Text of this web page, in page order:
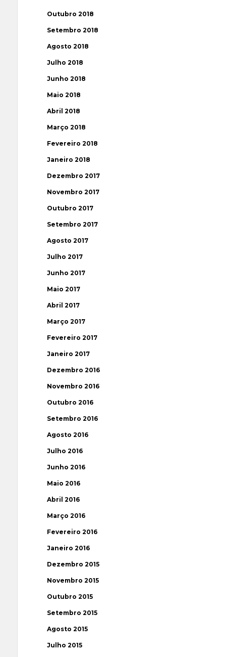
Outubro 2018
Setembro 2018
Agosto 2018
Julho 2018
Junho 2018
Maio 2018
Abril 2018
Março 2018
Fevereiro 2018
Janeiro 2018
Dezembro 2017
Novembro 2017
Outubro 2017
Setembro 2017
Agosto 2017
Julho 2017
Junho 2017
Maio 2017
Abril 2017
Março 2017
Fevereiro 2017
Janeiro 2017
Dezembro 2016
Novembro 2016
Outubro 2016
Setembro 2016
Agosto 2016
Julho 2016
Junho 2016
Maio 2016
Abril 2016
Março 2016
Fevereiro 2016
Janeiro 2016
Dezembro 2015
Novembro 2015
Outubro 2015
Setembro 2015
Agosto 2015
Julho 2015